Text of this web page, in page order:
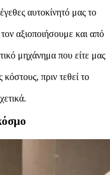
αυτοκίνητό μας το
αξιοποιήσουμε και από
μηχάνημα που είτε μας
κόστους, πριν τεθεί το